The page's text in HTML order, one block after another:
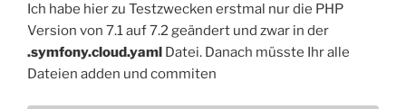
Ich habe hier zu Testzwecken erstmal nur die PHP
Version von 7.1 auf 7.2 geändert und zwar in der
.symfony.cloud.yaml Datei. Danach müsste Ihr alle
Dateien adden und commiten